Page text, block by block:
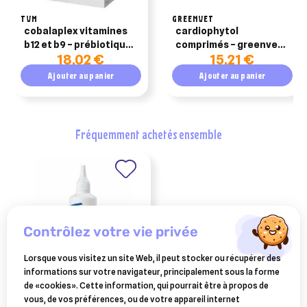
TVM
cobalaplex vitamines
b12 et b9 – prébiotiques
– chien / chat – 60
gélules – tvm
18,02 €
Ajouter au panier
GREENVET
cardiophytol
comprimés – greenvet
– boîte de 30
comprimés – chien et
chat
15,21 €
Ajouter au panier
fréquemment achetés ensemble
CEVA SANTE ANIMALE
douxo s3 lotion auriculaire
contrôlez votre vie privée
Lorsque vous visitez un site Web, il peut stocker ou récupérer des
informations sur votre navigateur, principalement sous la forme
de «cookies». Cette information, qui pourrait être à propos de
vous, de vos préférences, ou de votre appareil internet